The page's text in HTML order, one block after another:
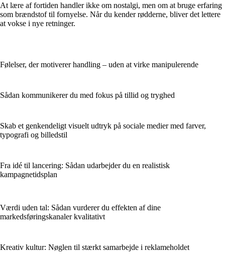
At lære af fortiden handler ikke om nostalgi, men om at bruge erfaring
som brændstof til fornyelse. Når du kender rødderne, bliver det lettere
at vokse i nye retninger.
Følelser, der motiverer handling – uden at virke manipulerende
Sådan kommunikerer du med fokus på tillid og tryghed
Skab et genkendeligt visuelt udtryk på sociale medier med farver,
typografi og billedstil
Fra idé til lancering: Sådan udarbejder du en realistisk
kampagnetidsplan
Værdi uden tal: Sådan vurderer du effekten af dine
markedsføringskanaler kvalitativt
Kreativ kultur: Nøglen til stærkt samarbejde i reklameholdet